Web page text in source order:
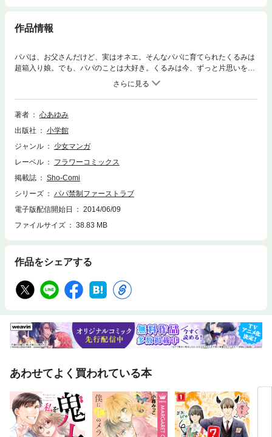
作品情報
パパは、お父さんだけど、実はオネエ。そんなパパに育てられたくるみは
超箱入り娘。でも、パパのことは大好き。くるみは今、ずっと片思いをし
ていた氷室と付き合う事ができて、幸せの毎日。だけど、パパにはお付き
合いを反対されて…。パパになんとかこの恋を認めてもらいたいくるみ
は…。
著者
心あゆみ
出版社
小学館
ジャンル
少女マンガ
レーベル
フラワーコミックス
掲載誌
Sho-Comi
シリーズ
パパ禁制ファーストラブ
電子版配信開始日
2014/06/09
ファイルサイズ
38.83 MB
作品をシェアする
あわせてよく買われている本